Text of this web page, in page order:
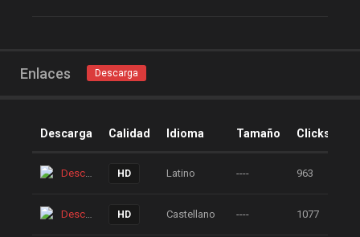
Enlaces Descarga
Descarga Calidad Idioma Tamaño Clicks
Descarga HD Latino ---- 963
Descarga HD Castellano ---- 1077